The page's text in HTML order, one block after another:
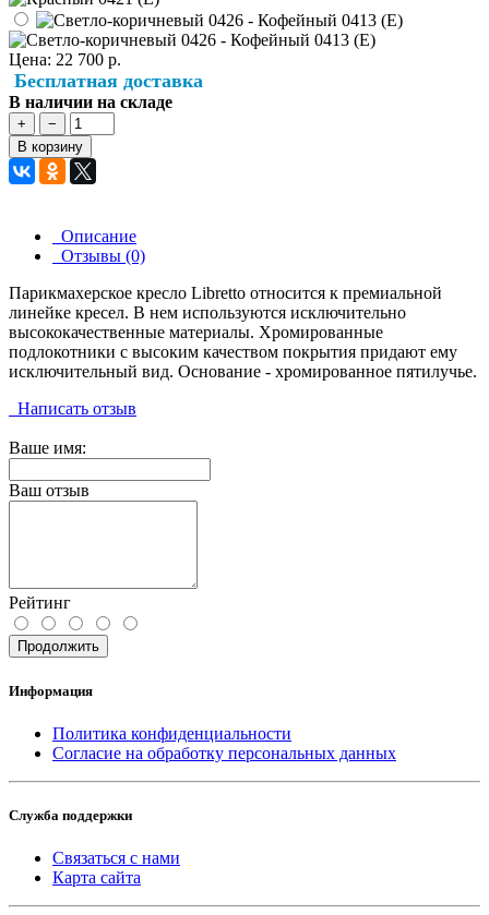
Цена: 22 700 р.
Бесплатная доставка
В наличии на складе
+
−
В корзину
Описание
Отзывы (0)
Парикмахерское кресло Libretto относится к премиальной
линейке кресел. В нем используются исключительно
высококачественные материалы. Хромированные
подлокотники с высоким качеством покрытия придают ему
исключительный вид. Основание - хромированное пятилучье.
Написать отзыв
Ваше имя:
Ваш отзыв
Рейтинг
Продолжить
Информация
Политика конфиденциальности
Согласие на обработку персональных данных
Служба поддержки
Связаться с нами
Карта сайта